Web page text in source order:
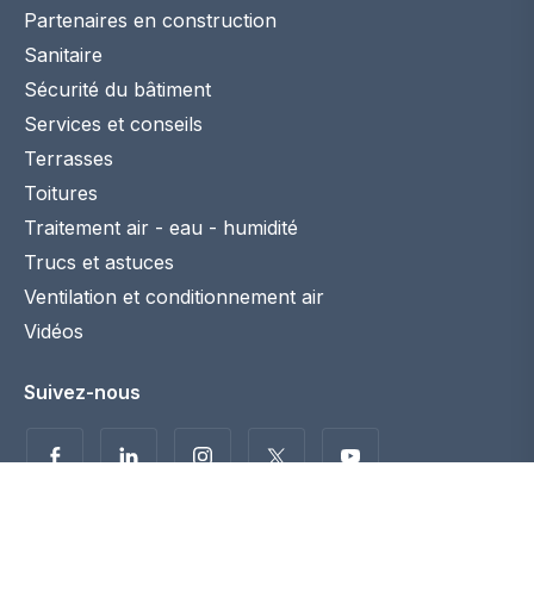
Partenaires en construction
Sanitaire
Sécurité du bâtiment
Services et conseils
Terrasses
Toitures
Traitement air - eau - humidité
Trucs et astuces
Ventilation et conditionnement air
Vidéos
Suivez-nous